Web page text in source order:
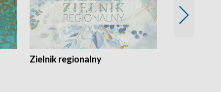
Zielnik regionalny